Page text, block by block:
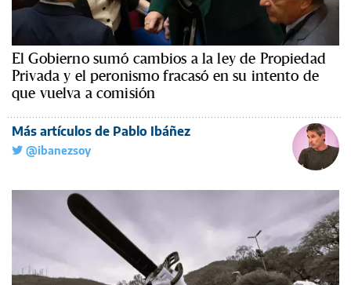
El Gobierno sumó cambios a la ley de Propiedad
Privada y el peronismo fracasó en su intento de
que vuelva a comisión
Más artículos de Pablo Ibáñez
@ibanezsoy